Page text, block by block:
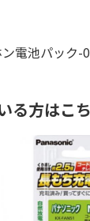
電池パック-
る方はこ